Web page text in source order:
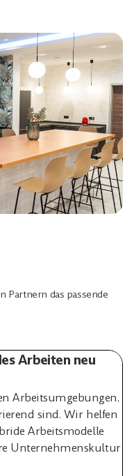
das passende
Arbeiten neu
Arbeitsumgebungen,
sind. Wir helfen
Arbeitsmodelle
Unternehmenskultur